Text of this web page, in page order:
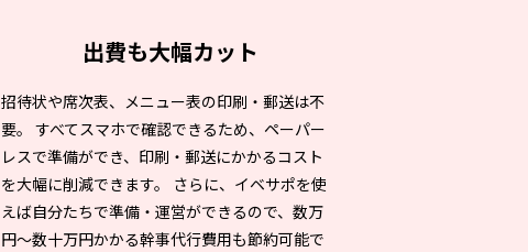
出費も大幅カット
招待状や席次表、メニュー表の印刷・郵送は不
要。 すべてスマホで確認できるため、ペーパー
レスで準備ができ、印刷・郵送にかかるコスト
を大幅に削減できます。 さらに、イベサポを使
えば自分たちで準備・運営ができるので、数万
円〜数十万円かかる幹事代行費用も節約可能で